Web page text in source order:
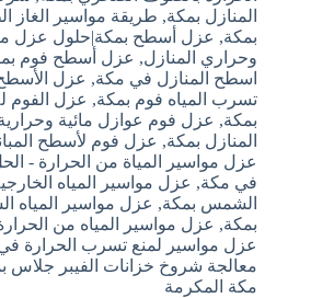
المنازل بمكة, طريقة مواسير الغاز
بمكة, عزل أسطح بمكة|حلول عزل
وحراري المنازل, عزل أسطح فوم
اسطح المنازل في مكة, عزل
تسرب المياه فوم بمكة, عزل الفوم
بمكة, عزل فوم عوازل مائية
المنازل بمكة, عزل فوم لأسطح
عزل مواسير المياة من الحرارة -
في مكة, عزل مواسير المياه
الشمس بمكة, عزل مواسير المياه
بمكة, عزل مواسير المياه من
عزل مواسير لمنع تسرب الحرارة
معالجة شروخ خزانات الفيبر جلاس
مكة المكرمة